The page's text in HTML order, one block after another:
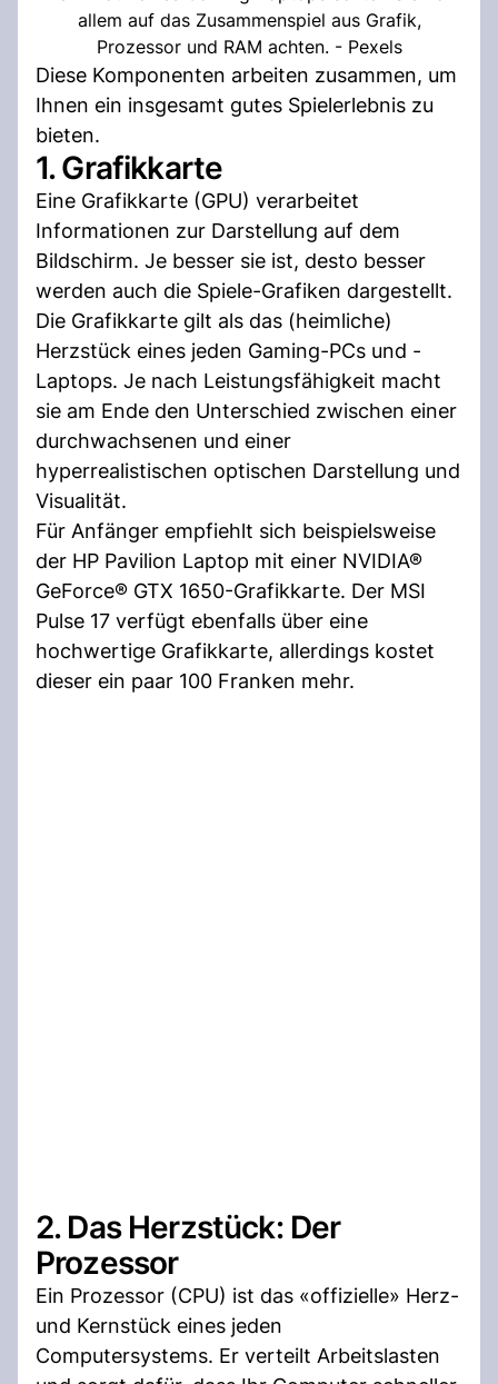
allem auf das Zusammenspiel aus Grafik,
Prozessor und RAM achten. - Pexels
Diese Komponenten arbeiten zusammen, um
Ihnen ein insgesamt gutes Spielerlebnis zu
bieten.
1. Grafikkarte
Eine Grafikkarte (GPU) verarbeitet
Informationen zur Darstellung auf dem
Bildschirm. Je besser sie ist, desto besser
werden auch die Spiele-Grafiken dargestellt.
Die Grafikkarte gilt als das (heimliche)
Herzstück eines jeden Gaming-PCs und -
Laptops. Je nach Leistungsfähigkeit macht
sie am Ende den Unterschied zwischen einer
durchwachsenen und einer
hyperrealistischen optischen Darstellung und
Visualität.
Für Anfänger empfiehlt sich beispielsweise
der HP Pavilion Laptop mit einer NVIDIA®
GeForce® GTX 1650-Grafikkarte. Der MSI
Pulse 17 verfügt ebenfalls über eine
hochwertige Grafikkarte, allerdings kostet
dieser ein paar 100 Franken mehr.
2. Das Herzstück: Der
Prozessor
Ein Prozessor (CPU) ist das «offizielle» Herz-
und Kernstück eines jeden
Computersystems. Er verteilt Arbeitslasten